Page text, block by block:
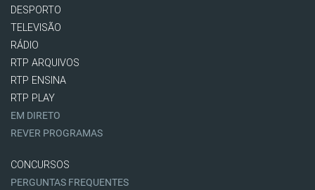
DESPORTO
TELEVISÃO
RÁDIO
RTP ARQUIVOS
RTP ENSINA
RTP PLAY
EM DIRETO
REVER PROGRAMAS
CONCURSOS
PERGUNTAS FREQUENTES